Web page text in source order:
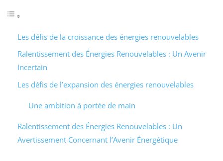
Les défis de la croissance des énergies renouvelables
Ralentissement des Énergies Renouvelables : Un Avenir
Incertain
Les défis de l’expansion des énergies renouvelables
Une ambition à portée de main
Ralentissement des Énergies Renouvelables : Un
Avertissement Concernant l’Avenir Énergétique